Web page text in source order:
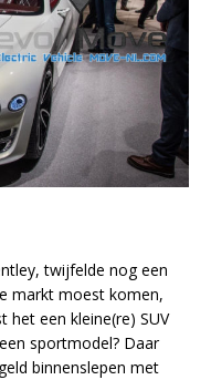
twijfelde nog een
markt moest komen,
een kleine(re) SUV
sportmodel? Daar
binnenslepen met